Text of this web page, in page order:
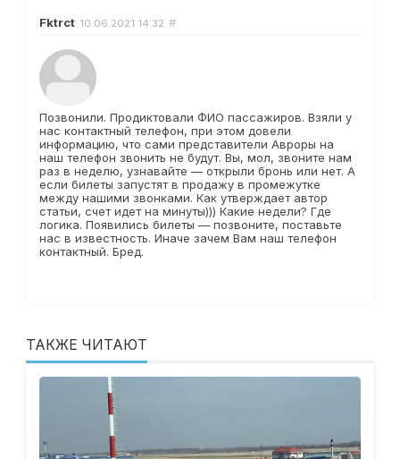
Fktrct 10.06.2021 14:32 #
Позвонили. Продиктовали ФИО пассажиров. Взяли у
нас контактный телефон, при этом довели
информацию, что сами представители Авроры на
наш телефон звонить не будут. Вы, мол, звоните нам
раз в неделю, узнавайте — открыли бронь или нет. А
если билеты запустят в продажу в промежутке
между нашими звонками. Как утверждает автор
статьи, счет идет на минуты))) Какие недели? Где
логика. Появились билеты — позвоните, поставьте
нас в известность. Иначе зачем Вам наш телефон
контактный. Бред.
ТАКЖЕ ЧИТАЮТ